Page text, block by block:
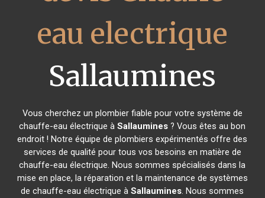
eau electrique
Sallaumines
Vous cherchez un plombier fiable pour votre système de
chauffe-eau électrique àSallaumines ? Vous êtes au bon
endroit ! Notre équipe de plombiers expérimentés offre des
services de qualité pour tous vos besoins en matière de
chauffe-eau électrique. Nous sommes spécialisés dans la
mise en place, la réparation et la maintenance de systèmes
de chauffe-eau électrique àSallaumines. Nous sommes